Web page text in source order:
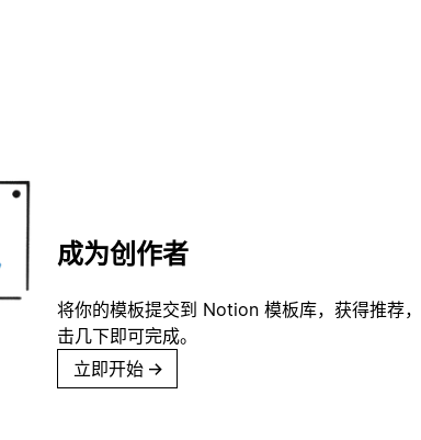
成为创作者
将你的模板提交到 Notion 模板库，获得推荐
击几下即可完成。
立即开始 →